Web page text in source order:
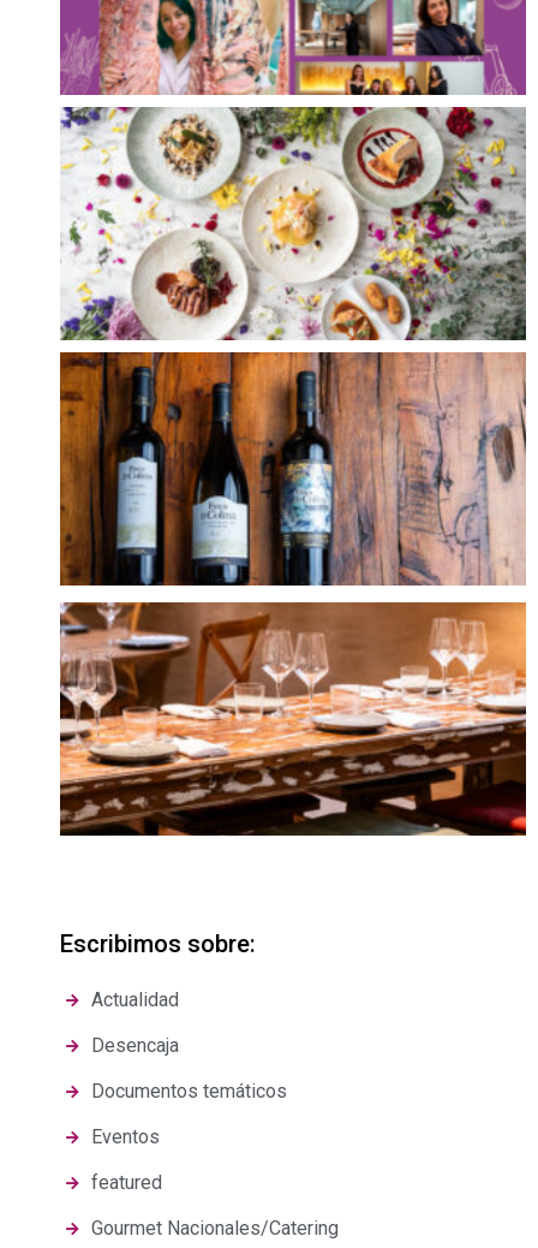
Escribimos sobre:
Actualidad
Desencaja
Documentos temáticos
Eventos
featured
Gourmet Nacionales/Catering